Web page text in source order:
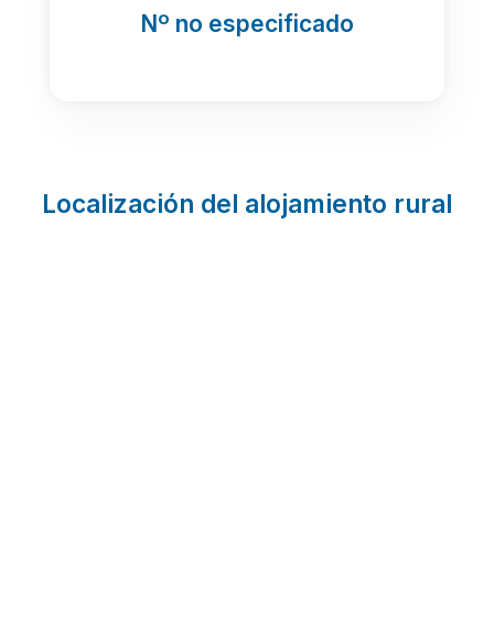
Nº no especificado
Localización del alojamiento rural